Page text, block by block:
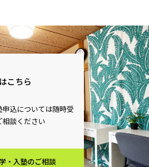
こちら
込については随時受
談ください
・入塾のご相談